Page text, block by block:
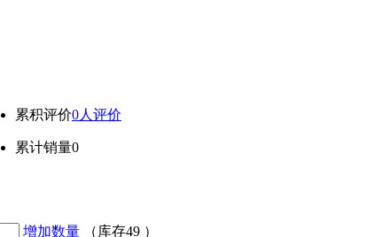
累积评价0人评价
累计销量0
增加数量 （库存49 ）